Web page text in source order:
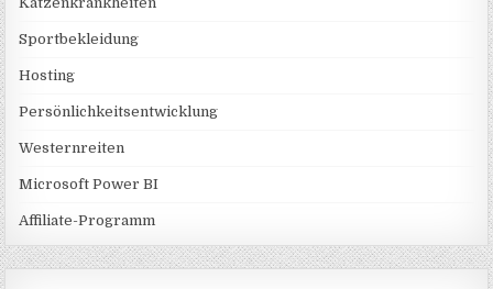
Sportbekleidung
Hosting
Persönlichkeitsentwicklung
Westernreiten
Microsoft Power BI
Affiliate-Programm